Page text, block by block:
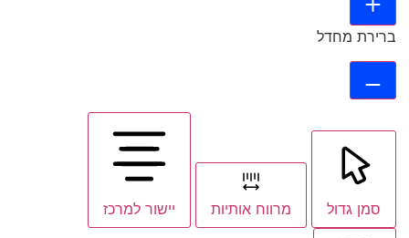
ברירת מחדל
סמן גדול מרווח אותיות יישור למרכז